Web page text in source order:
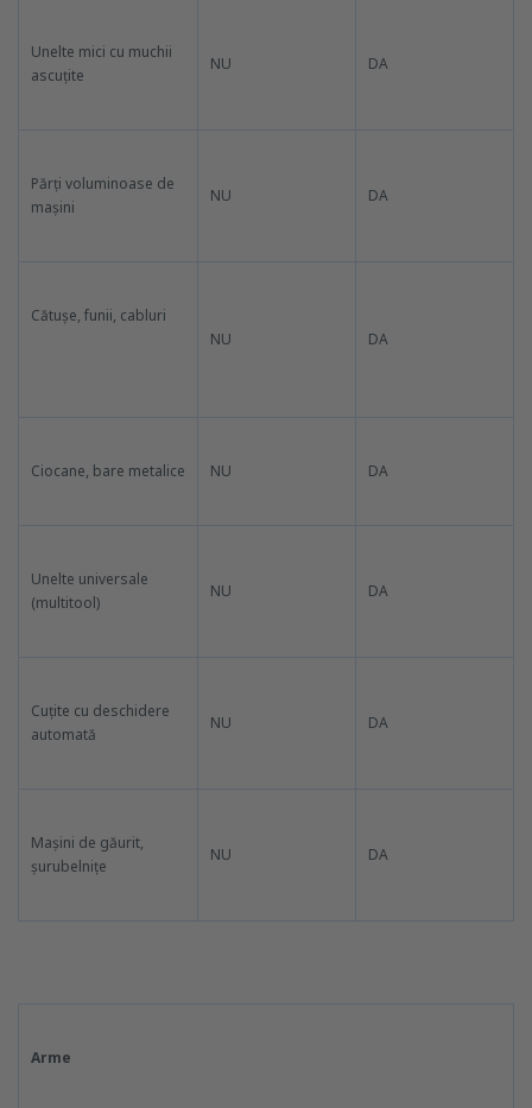
Unelte mici cu muchii
ascuțite
NU DA
Părți voluminoase de
mașini
NU DA
Cătușe, funii, cabluri
NU
DA
Ciocane, bare metalice NU DA
Unelte universale
(multitool)
NU DA
Cuțite cu deschidere
automată
NU DA
Mașini de găurit,
șurubelnițe
NU DA
Arme